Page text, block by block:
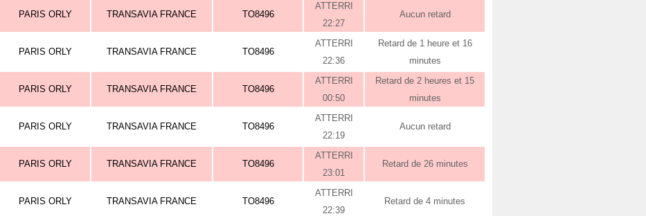
PARIS ORLY TRANSAVIA FRANCE TO8496
ATTERRI
22:27
Aucun retard
PARIS ORLY TRANSAVIA FRANCE TO8496
ATTERRI
22:36
Retard de 1 heure et 16
minutes
PARIS ORLY TRANSAVIA FRANCE TO8496
ATTERRI
00:50
Retard de 2 heures et 15
minutes
PARIS ORLY TRANSAVIA FRANCE TO8496
ATTERRI
22:19
Aucun retard
PARIS ORLY TRANSAVIA FRANCE TO8496
ATTERRI
23:01
Retard de 26 minutes
PARIS ORLY TRANSAVIA FRANCE TO8496
ATTERRI
22:39
Retard de 4 minutes